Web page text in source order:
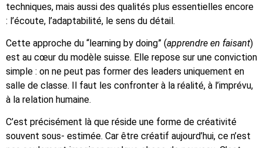
techniques, mais aussi des qualités plus essentielles encore
: l’écoute, l’adaptabilité, le sens du détail.
Cette approche du “learning by doing” (apprendre en faisant)
est au cœur du modèle suisse. Elle repose sur une conviction
simple : on ne peut pas former des leaders uniquement en
salle de classe. Il faut les confronter à la réalité, à l’imprévu,
à la relation humaine.
C’est précisément là que réside une forme de créativité
souvent sous- estimée. Car être créatif aujourd’hui, ce n’est